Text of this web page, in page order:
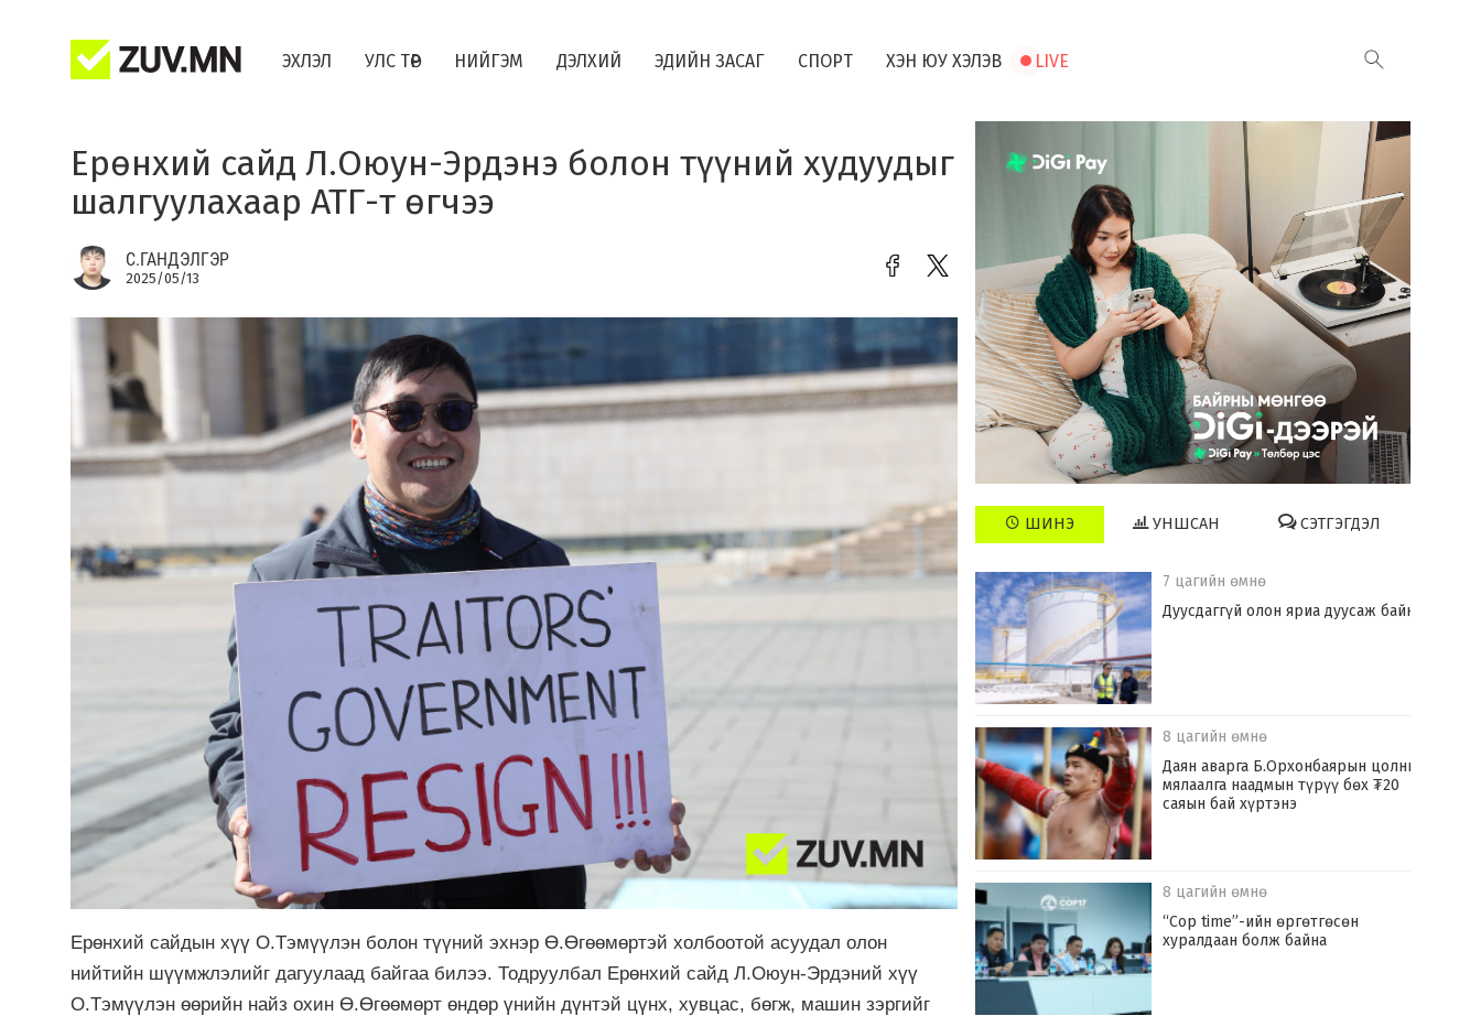
ЭХЛЭЛ УЛС ТӨР НИЙГЭМ ДЭЛХИЙ ЭДИЙН ЗАСАГ СПОРТ ХЭН ЮУ ХЭЛЭВ LIVE
Ерөнхий сайд Л.Оюун-Эрдэнэ болон түүний худуудыг
шалгуулахаар АТГ-т өгчээ
С.ГАНДЭЛГЭР
2025/05/13
Ерөнхий сайдын хүү О.Тэмүүлэн болон түүний эхнэр Ө.Өгөөмөртэй холбоотой асуудал олон
нийтийн шүүмжлэлийг дагуулаад байгаа билээ. Тодруулбал Ерөнхий сайд Л.Оюун-Эрдэний хүү
О.Тэмүүлэн өөрийн найз охин Ө.Өгөөмөрт өндөр үнийн дүнтэй цүнх, хувцас, бөгж, машин зэргийг
ШИНЭ УНШСАН СЭТГЭГДЭЛ
7 цагийн өмнө
Дуусдаггүй олон яриа дуусаж байна
8 цагийн өмнө
Даян аварга Б.Орхонбаярын цолны
мялаалга наадмын түрүү бөх ₮20
саяын бай хүртэнэ
8 цагийн өмнө
“Cop time”-ийн өргөтгөсөн
хуралдаан болж байна